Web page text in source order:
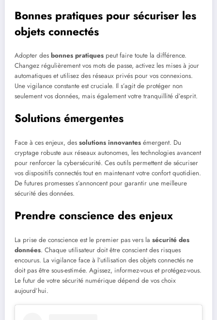
Bonnes pratiques pour sécuriser les
objets connectés
Adopter des bonnes pratiques peut faire toute la différence.
Changez régulièrement vos mots de passe, activez les mises à jour
automatiques et utilisez des réseaux privés pour vos connexions.
Une vigilance constante est cruciale. Il s’agit de protéger non
seulement vos données, mais également votre tranquillité d’esprit.
Solutions émergentes
Face à ces enjeux, des solutions innovantes émergent. Du
cryptage robuste aux réseaux autonomes, les technologies avancent
pour renforcer la cybersécurité. Ces outils permettent de sécuriser
vos dispositifs connectés tout en maintenant votre confort quotidien.
De futures promesses s’annoncent pour garantir une meilleure
sécurité des données.
Prendre conscience des enjeux
La prise de conscience est le premier pas vers la sécurité des
données. Chaque utilisateur doit être conscient des risques
encourus. La vigilance face à l’utilisation des objets connectés ne
doit pas être sous-estimée. Agissez, informez-vous et protégez-vous.
Le futur de votre sécurité numérique dépend de vos choix
aujourd’hui.